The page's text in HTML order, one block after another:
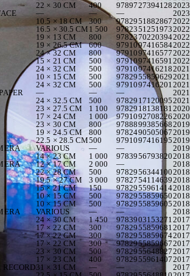
22 × 30 CM 400 97897273941282023
— — —
2023
10.5 × 18 CM 300 97829518828672022
16.5 × 30.5 CM 1 500 97823512519732022
19 × 13 CM 800 97823702203942022
19 × 26.5 CM 600 97910974165842022
24 × 32 CM 800 97910974165772022
15 × 21 CM 500 97910974165912022
24 × 32 CM 500 97910974162182021
10 × 15 CM 500 97829558596292021
24 × 32 CM 500 97910974162012021
— — —
2021
24 × 32.5 CM 500 97829171200952021
23 × 27.5 CM 1 100 97829181381812020
17 × 24 CM 1 000 97910927082262020
23 × 30 CM 800 97888993856682019
19 × 24.5 CM 800 97824905050672019
22.5 × 28.5 CM500 97910974161952019
VARIOUS — —
2019
14 × 23 CM 1 000 97839567938202018
12 × 17 CM 2 000 —
2018
22 × 28 CM 500 97829563441002018
19.5 × 27 CM 3 000 97827541146392018
15 × 21 CM 150 97829559614142018
10 × 15 CM 500 97829558596502018
10 × 15 CM 500 97829558596052018
VARIOUS — —
2018
24 × 30 CM 1 450 97839031532712017
17 × 22 CM 300 97829558596812017
17 × 22 CM 300 97829558596742017
17 × 22 CM 300 97829558596672017
23 × 30 CM 500 97829556488272017
17 × 23 CM 400 97829559614072017
RECORD31 × 31 CM — —
2017